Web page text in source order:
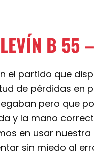
B 55
el partido que
de pérdidas en
pero que
y la mano
en usar nuestra
sin miedo al